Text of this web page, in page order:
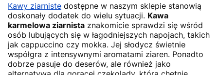
Kawy ziarniste dostępne w naszym sklepie stanowią
doskonały dodatek do wielu sytuacji. Kawa
karmelowa ziarnista znakomicie sprawdzi się wśród
osób lubujących się w łagodniejszych napojach, takich
jak cappuccino czy mokka. Jej słodycz świetnie
współgra z intensywnymi aromatami ziaren. Ponadto
dobrze pasuje do deserów, ale również jako